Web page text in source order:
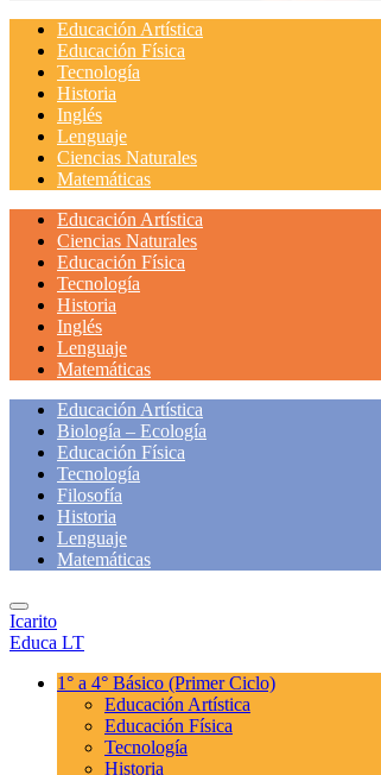
Educación Artística
Educación Física
Tecnología
Historia
Inglés
Lenguaje
Ciencias Naturales
Matemáticas
Educación Artística
Ciencias Naturales
Educación Física
Tecnología
Historia
Inglés
Lenguaje
Matemáticas
Educación Artística
Biología – Ecología
Educación Física
Tecnología
Filosofía
Historia
Lenguaje
Matemáticas
Icarito
Educa LT
1° a 4° Básico (Primer Ciclo)
Educación Artística
Educación Física
Tecnología
Historia